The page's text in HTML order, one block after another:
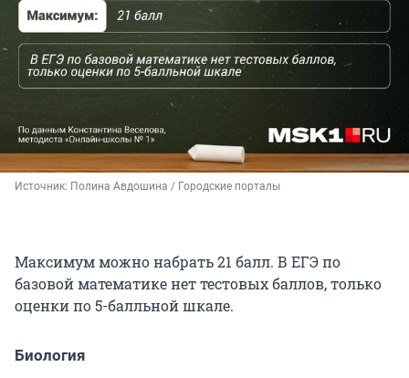
Источник: Полина Авдошина / Городские порталы
Максимум можно набрать 21 балл. В ЕГЭ по
базовой математике нет тестовых баллов, только
оценки по 5-балльной шкале.
Биология